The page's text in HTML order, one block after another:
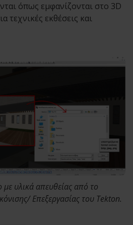
όπως εμφανίζονται στο 3D
τεχνικές εκθέσεις και
υλικά απευθείας από το
Επεξεργασίας του Tekton.